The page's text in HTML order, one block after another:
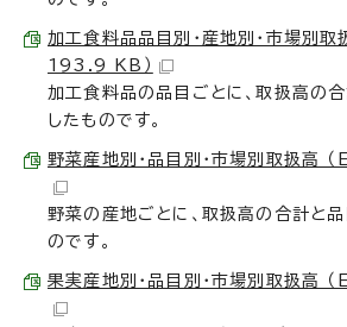
加工食料品品目別・産地別・市場別取
193.9 KB）
加工食料品の品目ごとに、取扱高の
したものです。
野菜産地別・品目別・市場別取扱高
野菜の産地ごとに、取扱高の合計と
のです。
果実産地別・品目別・市場別取扱高